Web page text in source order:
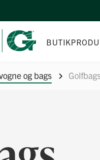
BUTIK
og bags